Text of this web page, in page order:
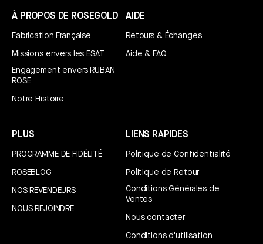
À PROPOS DE ROSEGOLD
Fabrication Française
Missions envers les ESAT
Engagement envers RUBAN
ROSE
Notre Histoire
AIDE
Retours & Échanges
Aide & FAQ
PLUS
PROGRAMME DE FIDÉLITÉ
ROSEBLOG
NOS REVENDEURS
NOUS REJOINDRE
LIENS RAPIDES
Politique de Confidentialité
Politique de Retour
Conditions Générales de
Ventes
Nous contacter
Conditions d'utilisation